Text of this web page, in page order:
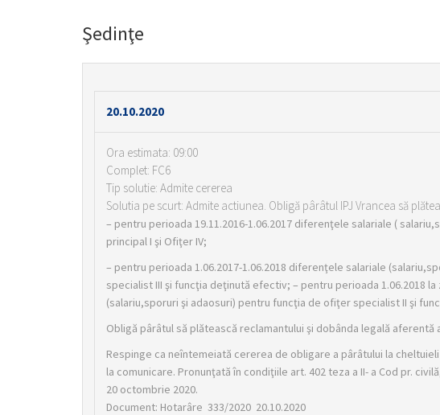
Şedinţe
20.10.2020
Ora estimata: 09:00
Complet: FC6
Tip solutie: Admite cererea
Solutia pe scurt: Admite actiunea. Obligă pârâtul IPJ Vrancea să
– pentru perioada 19.11.2016-1.06.2017 diferenţele salariale (
principal I şi Ofiţer IV;
– pentru perioada 1.06.2017-1.06.2018 diferenţele salariale
specialist III şi funcţia deţinută efectiv; – pentru perioada 1.06.2018
(salariu,sporuri şi adaosuri) pentru funcţia de ofiţer specialist II şi
Obligă pârâtul să plătească reclamantului şi dobânda legală
Respinge ca neîntemeiată cererea de obligare a pârâtului la
la comunicare. Pronunţată în condiţiile art. 402 teza a II- a Cod pr.
20 octombrie 2020.
Document: Hotarâre 333/2020 20.10.2020